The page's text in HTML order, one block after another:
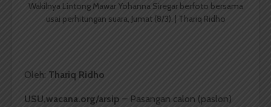
Wakilnya Lintong Mawar Yohanna Siregar berfoto bersama
usai perhitungan suara, Jumat (8/3). | Thariq Ridho
Oleh: Thariq Ridho
USU,wacana.org/arsip – Pasangan calon (paslon)